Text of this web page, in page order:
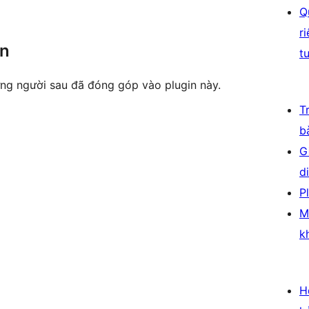
người sau đã đóng góp vào plugin này.